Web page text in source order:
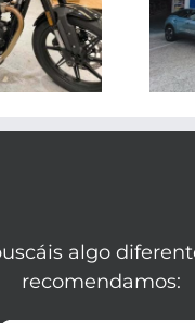
algo
recomendamos: